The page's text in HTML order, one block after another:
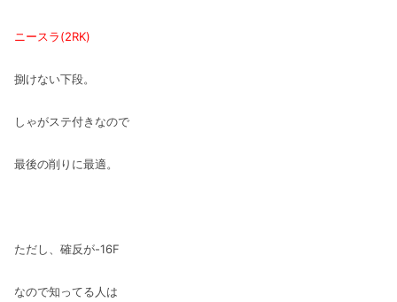
ニースラ(2RK)
捌けない下段。
しゃがステ付きなので
最後の削りに最適。
ただし、確反が-16F
なので知ってる人は